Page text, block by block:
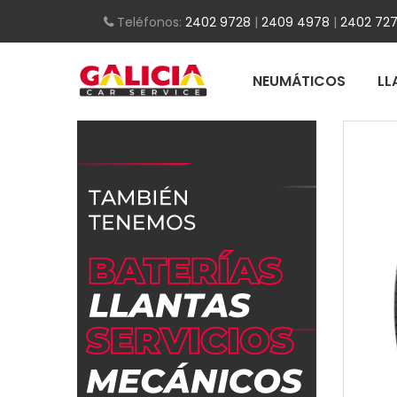
Teléfonos: 2402 9728 | 2409 4978 | 2402
NEUMÁTICOS